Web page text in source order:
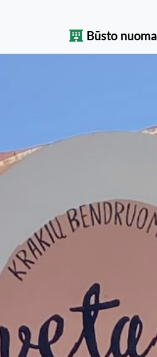
Būsto nuoma